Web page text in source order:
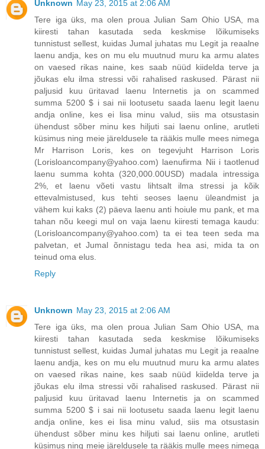
Unknown May 23, 2015 at 2:06 AM
Tere iga üks, ma olen proua Julian Sam Ohio USA, ma
kiiresti tahan kasutada seda keskmise lõikumiseks
tunnistust sellest, kuidas Jumal juhatas mu Legit ja reaalne
laenu andja, kes on mu elu muutnud muru ka armu alates
on vaesed rikas naine, kes saab nüüd kiidelda terve ja
jõukas elu ilma stressi või rahalised raskused. Pärast nii
paljusid kuu üritavad laenu Internetis ja on scammed
summa 5200 $ i sai nii lootusetu saada laenu legit laenu
andja online, kes ei lisa minu valud, siis ma otsustasin
ühendust sõber minu kes hiljuti sai laenu online, arutleti
küsimus ning meie järeldusele ta rääkis mulle mees nimega
Mr Harrison Loris, kes on tegevjuht Harrison Loris
(Lorisloancompany@yahoo.com) laenufirma Nii i taotlenud
laenu summa kohta (320,000.00USD) madala intressiga
2%, et laenu võeti vastu lihtsalt ilma stressi ja kõik
ettevalmistused, kus tehti seoses laenu üleandmist ja
vähem kui kaks (2) päeva laenu anti hoiule mu pank, et ma
tahan nõu keegi mul on vaja laenu kiiresti temaga kaudu:
(Lorisloancompany@yahoo.com) ta ei tea teen seda ma
palvetan, et Jumal õnnistagu teda hea asi, mida ta on
teinud oma elus.
Reply
Unknown May 23, 2015 at 2:06 AM
Tere iga üks, ma olen proua Julian Sam Ohio USA, ma
kiiresti tahan kasutada seda keskmise lõikumiseks
tunnistust sellest, kuidas Jumal juhatas mu Legit ja reaalne
laenu andja, kes on mu elu muutnud muru ka armu alates
on vaesed rikas naine, kes saab nüüd kiidelda terve ja
jõukas elu ilma stressi või rahalised raskused. Pärast nii
paljusid kuu üritavad laenu Internetis ja on scammed
summa 5200 $ i sai nii lootusetu saada laenu legit laenu
andja online, kes ei lisa minu valud, siis ma otsustasin
ühendust sõber minu kes hiljuti sai laenu online, arutleti
küsimus ning meie järeldusele ta rääkis mulle mees nimega